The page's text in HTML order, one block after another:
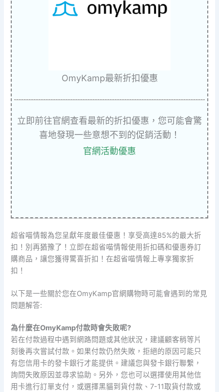
OmyKamp最新折扣優惠
立即前往官網查看最新的折扣優惠，您可能會驚
喜地發現一些意想不到的促銷活動！
官網活動優惠
超省喵情報為您呈獻年度最佳優惠！享受高達85%的最大折
扣！別再猶豫了！立即在超省喵情報使用折扣碼和優惠券訂
購商品，讓您獲得驚喜折扣！在超省喵情報上專享獨家折
扣！
以下是一些關於您在OmyKamp官網購物時可能會遇到的常見
問題解答:
為什麼在OmyKamp付款時會失敗呢?
若在付款過程中遇到網路問題或其他狀況，建議顧客稍等片
刻後再次嘗試付款。如果付款仍然失敗，拒絕的原因可能只
有您信用卡的發卡銀行才能提供。建議您與發卡銀行聯繫，
詢問失敗原因並尋求協助。另外，您也可以選擇使用其他信
用卡進行訂單支付，或選擇黑貓到貨付款、7-11取貨付款或